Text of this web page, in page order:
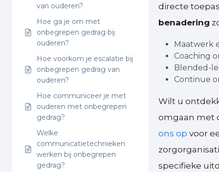
van ouderen?
Hoe ga je om met
onbegrepen gedrag bij
ouderen?
Hoe voorkom je escalatie bij
onbegrepen gedrag van
ouderen?
Hoe communiceer je met
ouderen met onbegrepen
gedrag?
Welke
communicatietechnieken
werken bij onbegrepen
gedrag?
directe
benadering
Maatwerk
Coaching
Blended-
Continue
Wilt u
omgaan met
ons op voor
specifieke